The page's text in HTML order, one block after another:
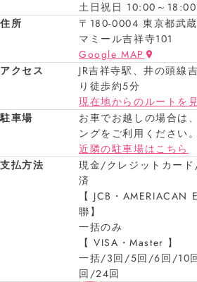
土日祝日 10:00～18:00
住所
〒180-0004 東京都武
マミール吉祥寺101
Google MAP
アクセス
JR吉祥寺駅、井の頭線
り徒歩約5分
現在地からのルートを
駐車場
お車でお越しの場合は
ングをご利用ください。
近隣の駐車場はこちら
支払方法
現金/クレジットカー
済
【 JCB・AMERIACAN
聯】
一括のみ
【 VISA・Master 】
一括/3回/5回/6回/10
回/24回